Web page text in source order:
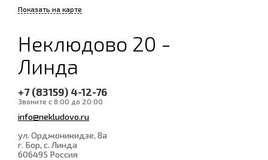
Показать на карте
Неклюдово 20 -
Линда
+7 (83159) 4-12-76
Звоните с 8:00 до 20:00
info@nekludovo.ru
ул. Орджоникидзе, 8а
г. Бор, с. Линда
606495 Россия